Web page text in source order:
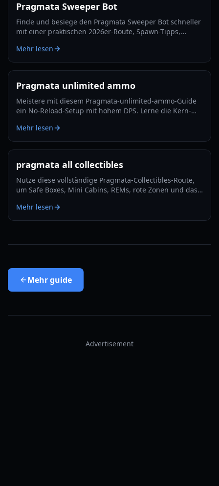
Pragmata Sweeper Bot
Finde und besiege den Pragmata Sweeper Bot schneller
mit einer praktischen 2026er-Route, Spawn-Tipps,
Mehr lesen
Pragmata unlimited ammo
Meistere mit diesem Pragmata-unlimited-ammo-Guide
ein No-Reload-Setup mit hohem DPS. Lerne die Kern-
Plus-Optimierung.
Mehr lesen
pragmata all collectibles
Nutze diese vollständige Pragmata-Collectibles-Route,
um Safe Boxes, Mini Cabins, REMs, rote Zonen und das
zu verfolgen.
Mehr lesen
Mehrguide
Advertisement